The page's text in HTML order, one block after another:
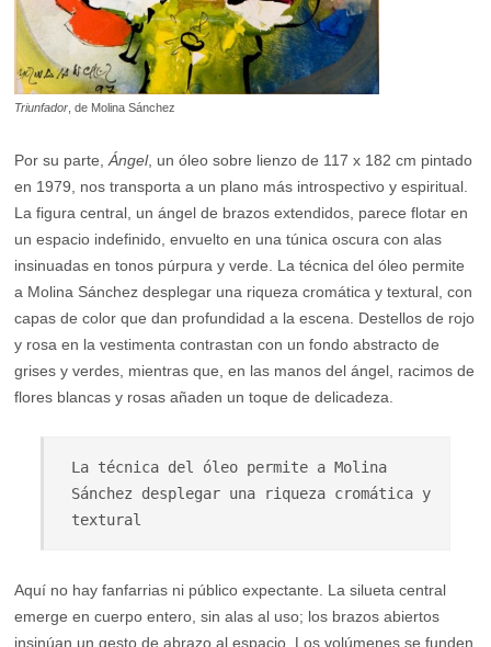
Triunfador, de Molina Sánchez
Por su parte,Ángel, un óleo sobre lienzo de 117 x 182 cm pintado
en 1979, nos transporta a un plano más introspectivo y espiritual.
La figura central, un ángel de brazos extendidos, parece flotar en
un espacio indefinido, envuelto en una túnica oscura con alas
insinuadas en tonos púrpura y verde. La técnica del óleo permite
a Molina Sánchez desplegar una riqueza cromática y textural, con
capas de color que dan profundidad a la escena. Destellos de rojo
y rosa en la vestimenta contrastan con un fondo abstracto de
grises y verdes, mientras que, en las manos del ángel, racimos de
flores blancas y rosas añaden un toque de delicadeza.
La técnica del óleo permite a Molina
Sánchez desplegar una riqueza cromática y
textural
Aquí no hay fanfarrias ni público expectante. La silueta central
emerge en cuerpo entero, sin alas al uso; los brazos abiertos
insinúan un gesto de abrazo al espacio. Los volúmenes se funden